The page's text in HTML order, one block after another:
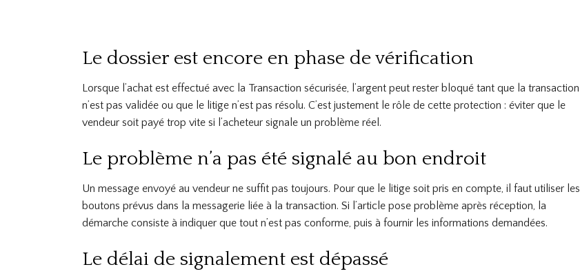
Le dossier est encore en phase de vérification
Lorsque l’achat est effectué avec la Transaction sécurisée, l’argent peut rester bloqué tant que la transaction
n’est pas validée ou que le litige n’est pas résolu. C’est justement le rôle de cette protection : éviter que le
vendeur soit payé trop vite si l’acheteur signale un problème réel.
Le problème n’a pas été signalé au bon endroit
Un message envoyé au vendeur ne suffit pas toujours. Pour que le litige soit pris en compte, il faut utiliser les
boutons prévus dans la messagerie liée à la transaction. Si l’article pose problème après réception, la
démarche consiste à indiquer que tout n’est pas conforme, puis à fournir les informations demandées.
Le délai de signalement est dépassé